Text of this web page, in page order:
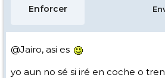
Enforcer
@Jairo, asi es
yo aun no sé si iré en coche o